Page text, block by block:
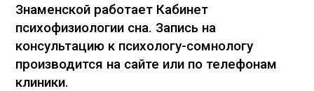
Знаменской работает Кабинет
психофизиологии сна. Запись на
консультацию к психологу-сомнологу
производится на сайте или по телефонам
клиники.